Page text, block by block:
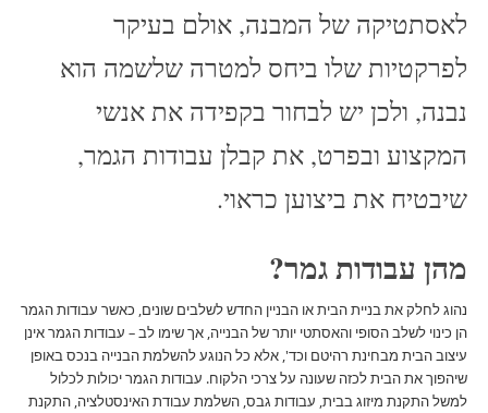
לאסתטיקה של המבנה, אולם בעיקר
לפרקטיות שלו ביחס למטרה שלשמה הוא
נבנה, ולכן יש לבחור בקפידה את אנשי
המקצוע ובפרט, את קבלן עבודות הגמר,
שיבטיח את ביצוען כראוי.
מהן עבודות גמר?
נהוג לחלק את בניית הבית או הבניין החדש לשלבים שונים, כאשר עבודות הגמר
הן כינוי לשלב הסופי והאסתטי יותר של הבנייה, אך שימו לב – עבודות הגמר אינן
עיצוב הבית מבחינת רהיטם וכד', אלא כל הנוגע להשלמת הבנייה בנכס באופן
שיהפוך את הבית לכזה שעונה על צרכי הלקוח. עבודות הגמר יכולות לכלול
למשל התקנת מיזוג בבית, עבודות גבס, השלמת עבודת האינסטלציה, התקנת